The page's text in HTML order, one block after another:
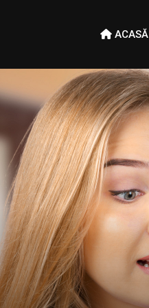
ACASĂ